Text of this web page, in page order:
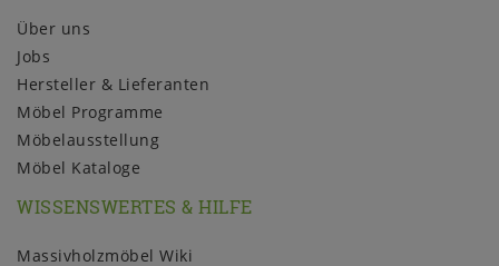
Über uns
Jobs
Hersteller & Lieferanten
Möbel Programme
Möbelausstellung
Möbel Kataloge
WISSENSWERTES & HILFE
Massivholzmöbel Wiki